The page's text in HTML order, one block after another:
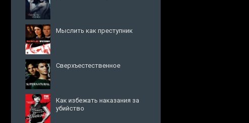
Мыслить как преступник
Сверхъестественное
Как избежать наказания за
убийство